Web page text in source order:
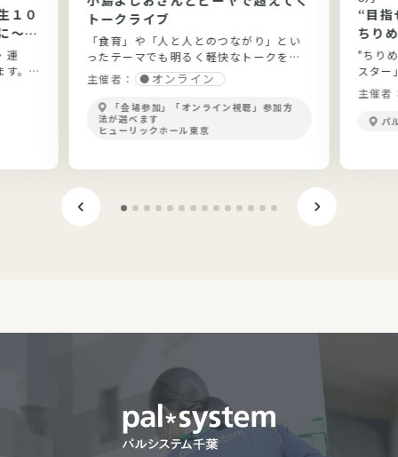
１０
～健
践
運
す。
トークライブ
「食育」や「人と人とのつながり」とい
ったテーマでも明るく軽快なトークを展
開！
主催者： オンライン
「会場参加」「オンライン視聴」参加方
法が選べます
ヒューリックホール東京
“目指
ちり
"ちり
スター
なが
ます。"
主催者
パ